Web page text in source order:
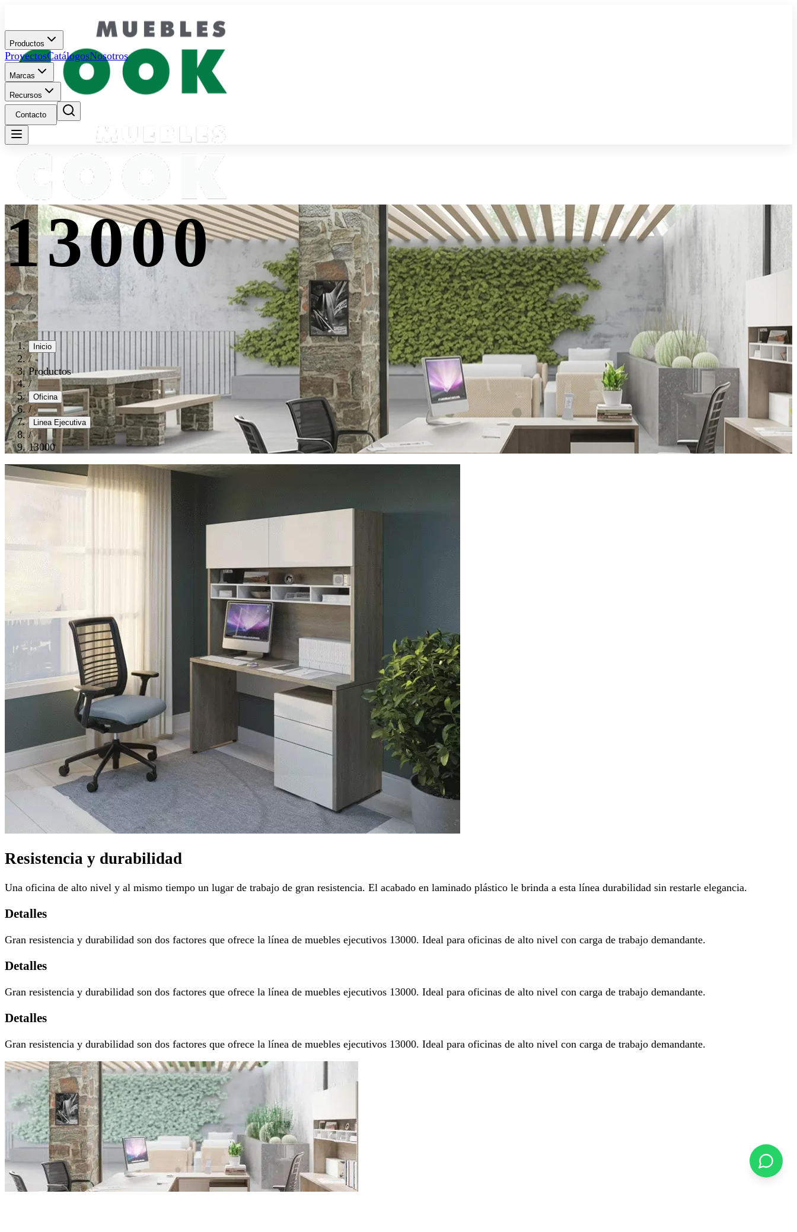
Productos
ProyectosCatálogosNosotros
Marcas
Recursos
Contacto
13000
Inicio
/
Productos
/
Oficina
/
Linea Ejecutiva
/
13000
Resistencia y durabilidad
Una oficina de alto nivel y al mismo tiempo un lugar de trabajo de gran resistencia. El acabado en laminado plástico le brinda a esta línea durabilidad sin restarle elegancia.
Detalles
Gran resistencia y durabilidad son dos factores que ofrece la línea de muebles ejecutivos 13000. Ideal para oficinas de alto nivel con carga de trabajo demandante.
Detalles
Gran resistencia y durabilidad son dos factores que ofrece la línea de muebles ejecutivos 13000. Ideal para oficinas de alto nivel con carga de trabajo demandante.
Detalles
Gran resistencia y durabilidad son dos factores que ofrece la línea de muebles ejecutivos 13000. Ideal para oficinas de alto nivel con carga de trabajo demandante.